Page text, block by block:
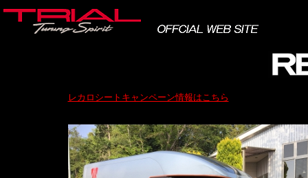
レカロシートキャンペーン情報はこちら